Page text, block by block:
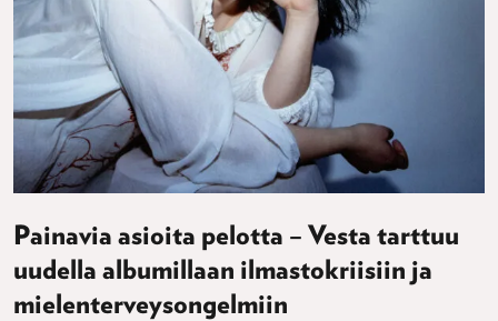
Painavia asioita pelotta – Vesta tarttuu
uudella albumillaan ilmastokriisiin ja
mielenterveysongelmiin